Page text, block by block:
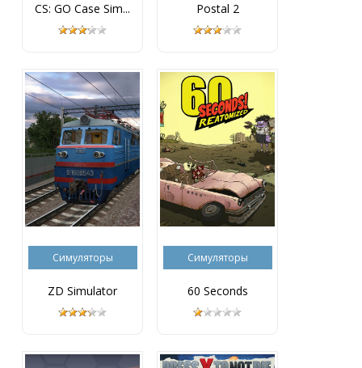
CS: GO Case Sim... Postal 2
Симуляторы
ZD Simulator
Симуляторы
60 Seconds